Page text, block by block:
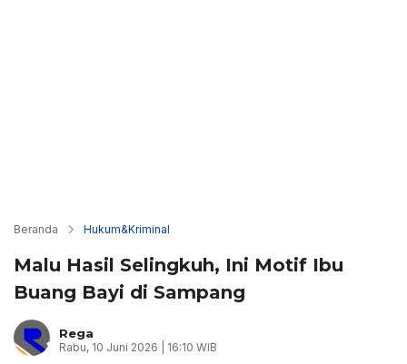
Beranda Hukum&Kriminal
Malu Hasil Selingkuh, Ini Motif Ibu
Buang Bayi di Sampang
Rega
Rabu, 10 Juni 2026 | 16:10 WIB